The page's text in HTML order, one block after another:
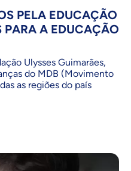
PELA EDUCAÇÃO
PARA A EDUCAÇÃO
Ulysses Guimarães,
do MDB (Movimento
as regiões do país